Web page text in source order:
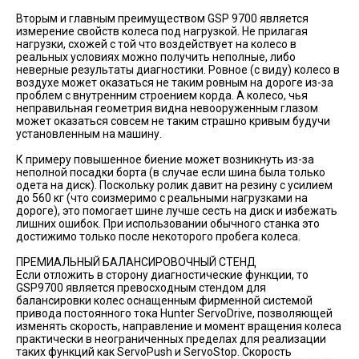
Вторым и главным преимуществом GSP 9700 является
измерение свойств колеса под нагрузкой. Не прилагая
нагрузки, схожей с той что воздействует на колесо в
реальных условиях можно получить неполные, либо
неверные результаты диагностики. Ровное (с виду) колесо в
воздухе может оказаться не таким ровным на дороге из-за
проблем с внутренним строением корда. А колесо, чья
неправильная геометрия видна невооруженным глазом
может оказаться совсем не таким страшно кривым будучи
установленным на машину.
К примеру повышенное биение может возникнуть из-за
неполной посадки борта (в случае если шина была только
одета на диск). Поскольку ролик давит на резину с усилием
до 560 кг (что соизмеримо с реальными нагрузками на
дороге), это помогает шине лучше сесть на диск и избежать
лишних ошибок. При использовании обычного станка это
достижимо только после некоторого пробега колеса.
ПРЕМИАЛЬНЫЙ БАЛАНСИРОВОЧНЫЙ СТЕНД
Если отложить в сторону диагностические функции, то
GSP9700 является превосходным стендом для
балансировки колес оснащенным фирменной системой
привода постоянного тока Hunter ServoDrive, позволяющей
изменять скорость, направление и момент вращения колеса
практически в неограниченных пределах для реализации
таких функций как ServoPush и ServoStop. Скорость